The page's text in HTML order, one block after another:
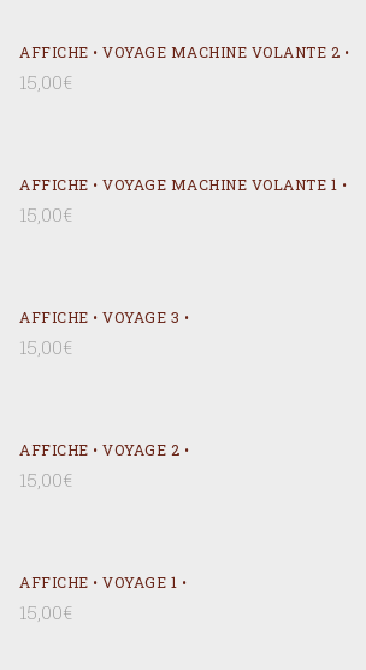
AFFICHE • VOYAGE MACHINE VOLANTE 2 •
15,00€
AFFICHE • VOYAGE MACHINE VOLANTE 1 •
15,00€
AFFICHE • VOYAGE 3 •
15,00€
AFFICHE • VOYAGE 2 •
15,00€
AFFICHE • VOYAGE 1 •
15,00€